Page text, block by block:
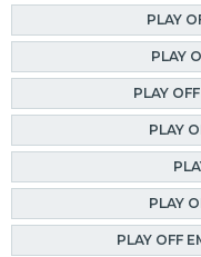
PLAY
PLAY
PLAY
PLAY
PLAY
PLAY OFF